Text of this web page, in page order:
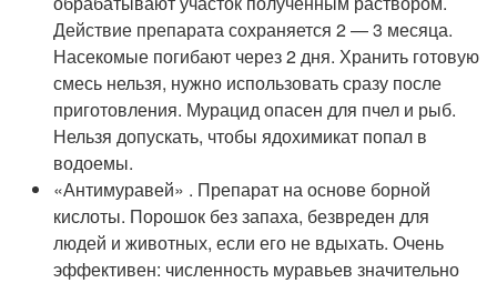
Действие препарата сохраняется 2 — 3 месяца.
Насекомые погибают через 2 дня. Хранить готовую
смесь нельзя, нужно использовать сразу после
приготовления. Мурацид опасен для пчел и рыб.
Нельзя допускать, чтобы ядохимикат попал в
водоемы.
«Антимуравей» . Препарат на основе борной
кислоты. Порошок без запаха, безвреден для
людей и животных, если его не вдыхать. Очень
эффективен: численность муравьев значительно